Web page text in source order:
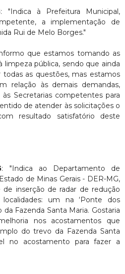
: "Indica à Prefeitura Municipal,
a implementação de
Rui de Melo Borges."
que estamos tomando as
limpeza pública, sendo que ainda
as questões, mas estamos
relação às demais demandas,
Secretarias competentes para
de atender às solicitações o
resultado satisfatório deste
: "Indica ao Departamento de
de Minas Gerais - DER-MG,
inserção de radar de redução
um na ‘Ponte dos
Fazenda Santa Maria. Gostaria
nos acostamentos que
do trevo da Fazenda Santa
no acostamento para fazer a